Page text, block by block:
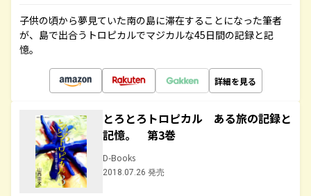
子供の頃から夢見ていた南の島に滞在することになった筆者
が、島で出合うトロピカルでマジカルな45日間の記録と記
憶。
詳細を見る
とろとろトロピカル ある旅の記録と
記憶。 第3巻
D-Books
2018.07.26 発売